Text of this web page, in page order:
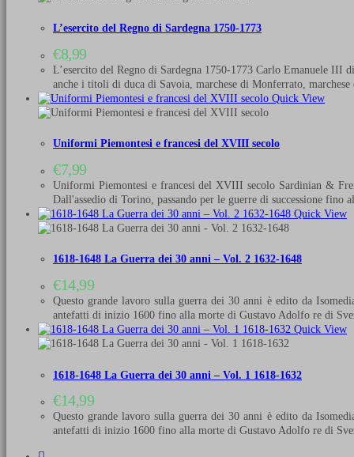
L’esercito del Regno di Sardegna 1750-1773
€8,99
L’esercito del Regno di Sardegna 1750-1773 Carlo Emanuele
anche i titoli di duca di Savoia, marchese di Monferrato,
Quick View
Uniformi Piemontesi e francesi del XVIII secolo
€7,99
Uniformi Piemontesi e francesi del XVIII secolo Sardinian &
Dall'assedio di Torino, passando per le guerre di successione fino
Quick View
1618-1648 La Guerra dei 30 anni – Vol. 2 1632-1648
€14,99
Questo grande lavoro sulla guerra dei 30 anni è edito da
antefatti di inizio 1600 fino alla morte di Gustavo Adolfo re di
Quick View
1618-1648 La Guerra dei 30 anni – Vol. 1 1618-1632
€14,99
Questo grande lavoro sulla guerra dei 30 anni è edito da
antefatti di inizio 1600 fino alla morte di Gustavo Adolfo re di